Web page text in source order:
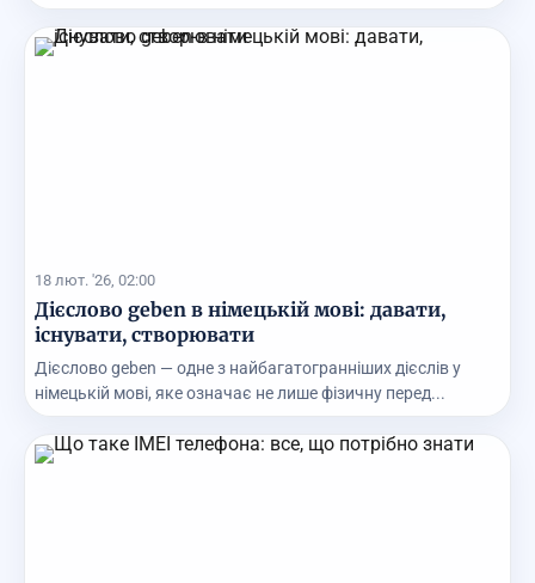
18 лют. '26, 02:00
Дієслово geben в німецькій мові: давати,
існувати, створювати
Дієслово geben — одне з найбагатогранніших дієслів у
німецькій мові, яке означає не лише фізичну перед...